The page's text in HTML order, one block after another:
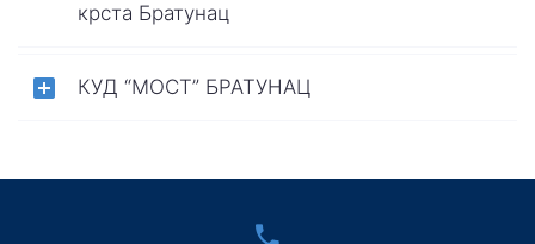
крста Братунац
КУД “МОСТ” БРАТУНАЦ